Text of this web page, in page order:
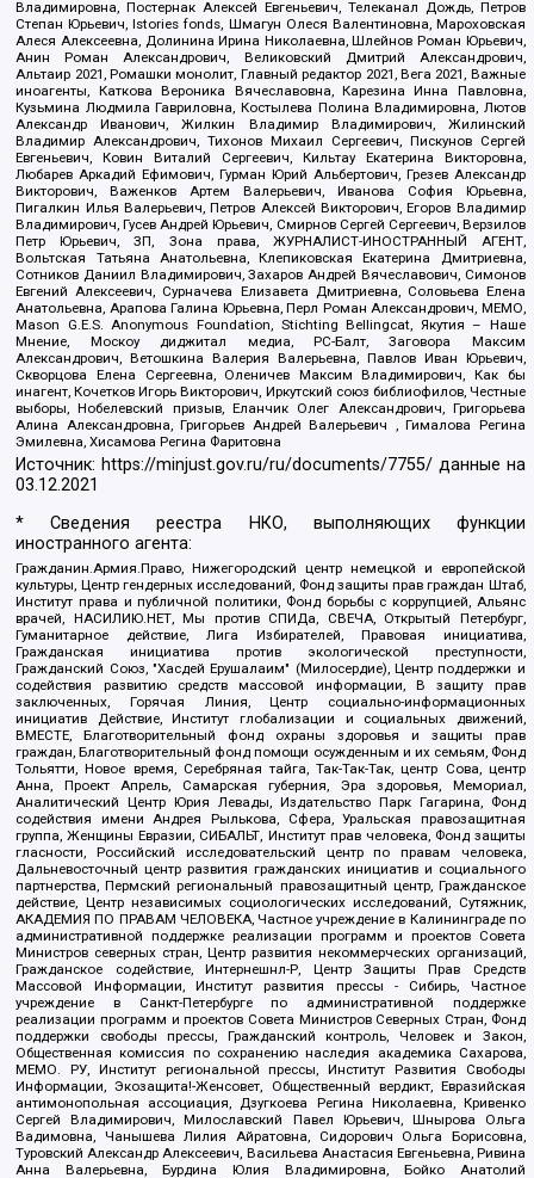
Владимировна, Постернак Алексей Евгеньевич, Телеканал Дождь, Петров
Степан Юрьевич, Istories fonds, Шмагун Олеся Валентиновна, Мароховская
Алеся Алексеевна, Долинина Ирина Николаевна, Шлейнов Роман Юрьевич,
Анин Роман Александрович, Великовский Дмитрий Александрович,
Альтаир 2021, Ромашки монолит, Главный редактор 2021, Вега 2021, Важные
иноагенты, Каткова Вероника Вячеславовна, Карезина Инна Павловна,
Кузьмина Людмила Гавриловна, Костылева Полина Владимировна, Лютов
Александр Иванович, Жилкин Владимир Владимирович, Жилинский
Владимир Александрович, Тихонов Михаил Сергеевич, Пискунов Сергей
Евгеньевич, Ковин Виталий Сергеевич, Кильтау Екатерина Викторовна,
Любарев Аркадий Ефимович, Гурман Юрий Альбертович, Грезев Александр
Викторович, Важенков Артем Валерьевич, Иванова София Юрьевна,
Пигалкин Илья Валерьевич, Петров Алексей Викторович, Егоров Владимир
Владимирович, Гусев Андрей Юрьевич, Смирнов Сергей Сергеевич, Верзилов
Петр Юрьевич, ЗП, Зона права, ЖУРНАЛИСТ-ИНОСТРАННЫЙ АГЕНТ,
Вольтская Татьяна Анатольевна, Клепиковская Екатерина Дмитриевна,
Сотников Даниил Владимирович, Захаров Андрей Вячеславович, Симонов
Евгений Алексеевич, Сурначева Елизавета Дмитриевна, Соловьева Елена
Анатольевна, Арапова Галина Юрьевна, Перл Роман Александрович, МЕМО,
Mason G.E.S. Anonymous Foundation, Stichting Bellingcat, Якутия – Наше
Мнение, Москоу диджитал медиа, РС-Балт, Заговора Максим
Александрович, Ветошкина Валерия Валерьевна, Павлов Иван Юрьевич,
Скворцова Елена Сергеевна, Оленичев Максим Владимирович, Как бы
инагент, Кочетков Игорь Викторович, Иркутский союз библиофилов, Честные
выборы, Нобелевский призыв, Еланчик Олег Александрович, Григорьева
Алина Александровна, Григорьев Андрей Валерьевич , Гималова Регина
Эмилевна, Хисамова Регина Фаритовна
Источник: https://minjust.gov.ru/ru/documents/7755/ данные на
03.12.2021
* Сведения реестра НКО, выполняющих функции
иностранного агента:
Гражданин.Армия.Право, Нижегородский центр немецкой и европейской
культуры, Центр гендерных исследований, Фонд защиты прав граждан Штаб,
Институт права и публичной политики, Фонд борьбы с коррупцией, Альянс
врачей, НАСИЛИЮ.НЕТ, Мы против СПИДа, СВЕЧА, Открытый Петербург,
Гуманитарное действие, Лига Избирателей, Правовая инициатива,
Гражданская инициатива против экологической преступности,
Гражданский Союз, "Хасдей Ерушалаим" (Милосердие), Центр поддержки и
содействия развитию средств массовой информации, В защиту прав
заключенных, Горячая Линия, Центр социально-информационных
инициатив Действие, Институт глобализации и социальных движений,
ВМЕСТЕ, Благотворительный фонд охраны здоровья и защиты прав
граждан, Благотворительный фонд помощи осужденным и их семьям, Фонд
Тольятти, Новое время, Серебряная тайга, Так-Так-Так, центр Сова, центр
Анна, Проект Апрель, Самарская губерния, Эра здоровья, Мемориал,
Аналитический Центр Юрия Левады, Издательство Парк Гагарина, Фонд
содействия имени Андрея Рылькова, Сфера, Уральская правозащитная
группа, Женщины Евразии, СИБАЛЬТ, Институт прав человека, Фонд защиты
гласности, Российский исследовательский центр по правам человека,
Дальневосточный центр развития гражданских инициатив и социального
партнерства, Пермский региональный правозащитный центр, Гражданское
действие, Центр независимых социологических исследований, Сутяжник,
АКАДЕМИЯ ПО ПРАВАМ ЧЕЛОВЕКА, Частное учреждение в Калининграде по
административной поддержке реализации программ и проектов Совета
Министров северных стран, Центр развития некоммерческих организаций,
Гражданское содействие, Интернешнл-Р, Центр Защиты Прав Средств
Массовой Информации, Институт развития прессы - Сибирь, Частное
учреждение в Санкт-Петербурге по административной поддержке
реализации программ и проектов Совета Министров Северных Стран, Фонд
поддержки свободы прессы, Гражданский контроль, Человек и Закон,
Общественная комиссия по сохранению наследия академика Сахарова,
МЕМО. РУ, Институт региональной прессы, Институт Развития Свободы
Информации, Экозащита!-Женсовет, Общественный вердикт, Евразийская
антимонопольная ассоциация, Дзугкоева Регина Николаевна, Кривенко
Сергей Владимирович, Милославский Павел Юрьевич, Шнырова Ольга
Вадимовна, Чанышева Лилия Айратовна, Сидорович Ольга Борисовна,
Туровский Александр Алексеевич, Васильева Анастасия Евгеньевна, Ривина
Анна Валерьевна, Бурдина Юлия Владимировна, Бойко Анатолий